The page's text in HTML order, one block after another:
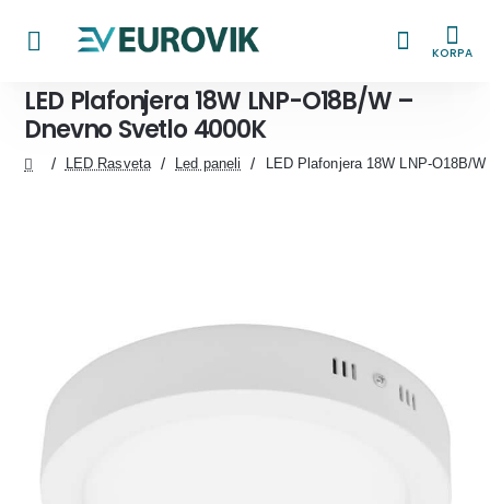
KORPA
LED Plafonjera 18W LNP-O18B/W –
Dnevno Svetlo 4000K
LED Rasveta Led paneli LED Plafonjera 18W LNP-O18B/